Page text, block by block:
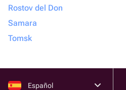
Rostov del Don
Samara
Tomsk
Español